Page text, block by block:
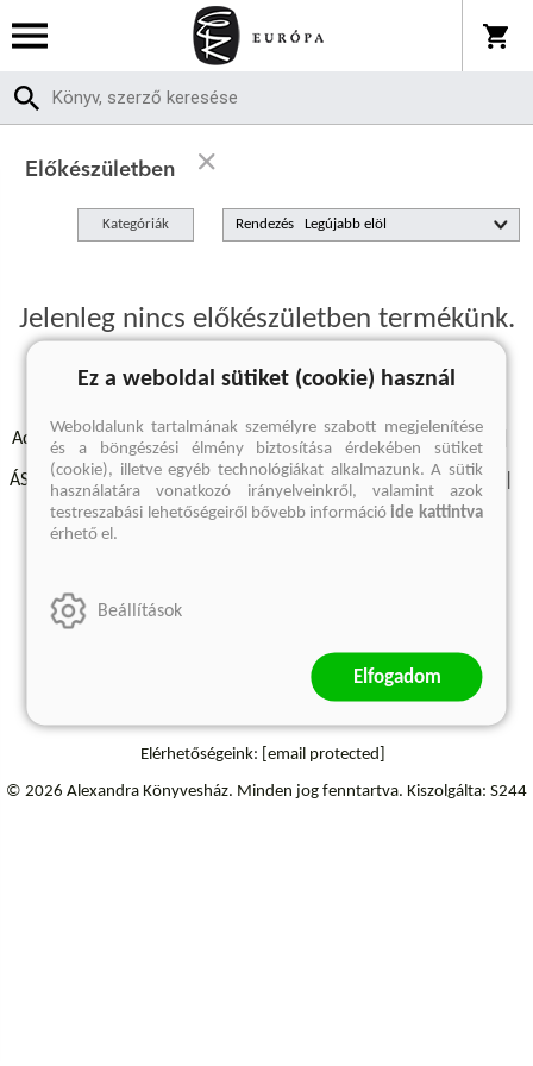
Előkészületben
Kategóriák Rendezés
Jelenleg nincs előkészületben termékünk.
Adatvédelmi szabályzatok Elállási felmondási nyilatkozat
ÁSZF - Vásárlási feltételek A kiadóról Süti beállítások
Árkötött termékek Kommentelési szabályzat
Elérhetőségeink: [email protected]
© 2026 Alexandra Könyvesház. Minden jog fenntartva. Kiszolgálta: S244
Ez a weboldal sütiket (cookie) használ
Weboldalunk tartalmának személyre szabott megjelenítése
és a böngészési élmény biztosítása érdekében sütiket
(cookie), illetve egyéb technológiákat alkalmazunk. A sütik
használatára vonatkozó irányelveinkről, valamint azok
testreszabási lehetőségeiről bővebb információide kattintva
érhető el.
Beállítások
Elfogadom